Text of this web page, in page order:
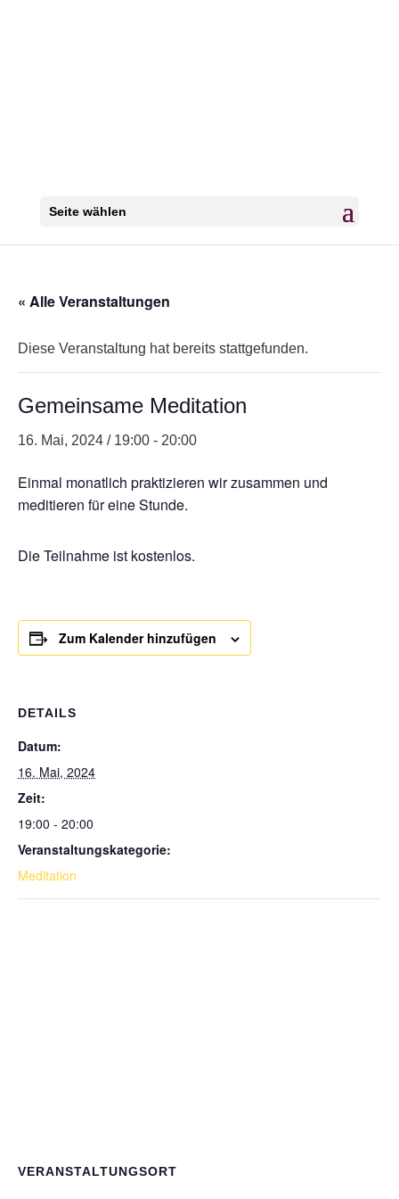
Seite wählen
« Alle Veranstaltungen
Diese Veranstaltung hat bereits stattgefunden.
Gemeinsame Meditation
16. Mai, 2024 / 19:00 - 20:00
Einmal monatlich praktizieren wir zusammen und
meditieren für eine Stunde.
Die Teilnahme ist kostenlos.
Zum Kalender hinzufügen
DETAILS
Datum:
16. Mai, 2024
Zeit:
19:00 - 20:00
Veranstaltungskategorie:
Meditation
VERANSTALTUNGSORT